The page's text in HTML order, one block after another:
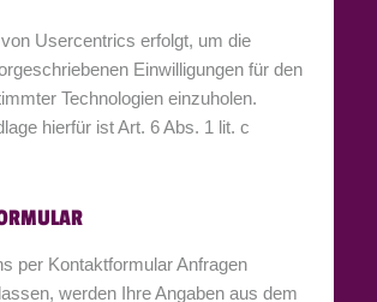
Usercentrics erfolgt, um die
Einwilligungen für den
Technologien einzuholen.
hierfür ist Art. 6 Abs. 1 lit. c
per Kontaktformular Anfragen
werden Ihre Angaben aus dem